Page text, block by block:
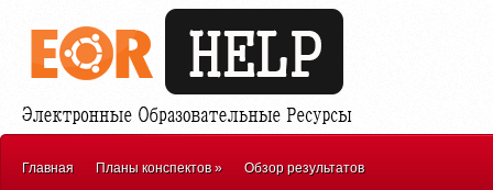
Главная Планы конспектов» Обзор результатов